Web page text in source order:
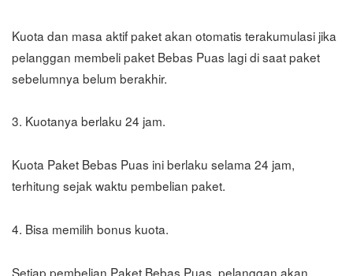
Kuota dan masa aktif paket akan otomatis terakumulasi jika
pelanggan membeli paket Bebas Puas lagi di saat paket
sebelumnya belum berakhir.
3. Kuotanya berlaku 24 jam.
Kuota Paket Bebas Puas ini berlaku selama 24 jam,
terhitung sejak waktu pembelian paket.
4. Bisa memilih bonus kuota.
Setiap pembelian Paket Bebas Puas, pelanggan akan